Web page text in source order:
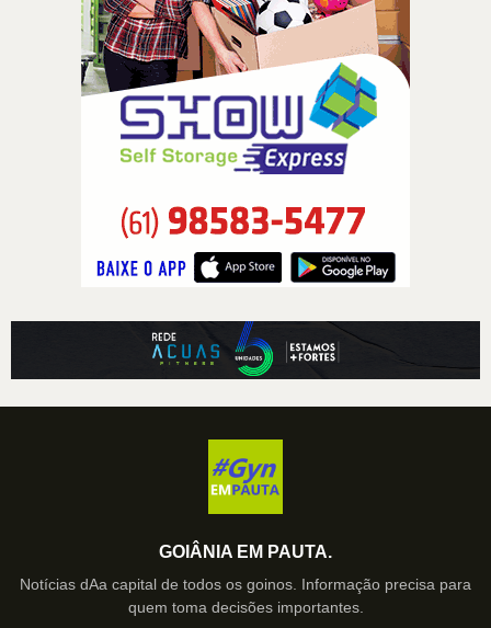
GOIÂNIA EM PAUTA.
Notícias dAa capital de todos os goinos. Informação precisa para
quem toma decisões importantes.